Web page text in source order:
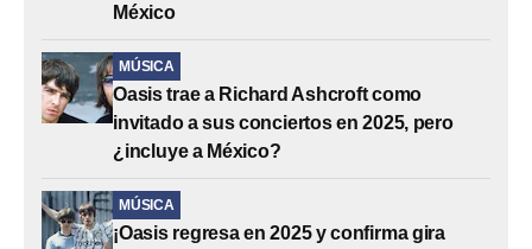
México
MÚSICA
Oasis trae a Richard Ashcroft como
invitado a sus conciertos en 2025, pero
¿incluye a México?
MÚSICA
¡Oasis regresa en 2025 y confirma gira